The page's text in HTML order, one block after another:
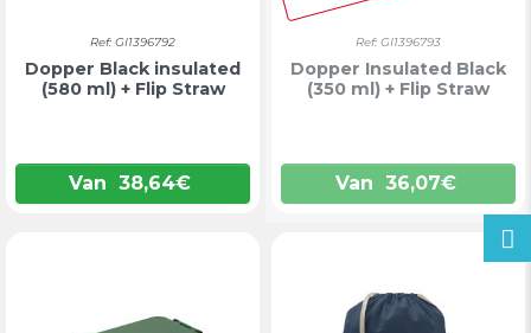
Ref: GI1396792
Dopper Black insulated
(580 ml) + Flip Straw
Van 38,64€
Ref: GI1396793
Dopper Insulated Black
(350 ml) + Flip Straw
Van 36,07€